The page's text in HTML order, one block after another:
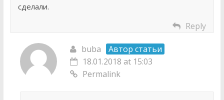
сделали.
Reply
buba
Автор статьи
18.01.2018 at 15:03
Permalink